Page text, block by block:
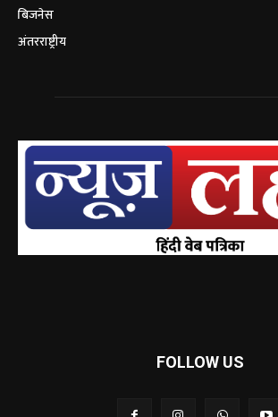
बिजनेस
अंतरराष्ट्रीय
FOLLOW US